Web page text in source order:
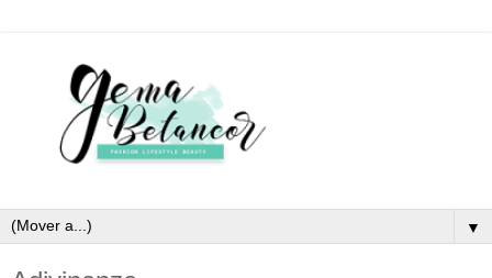
▼